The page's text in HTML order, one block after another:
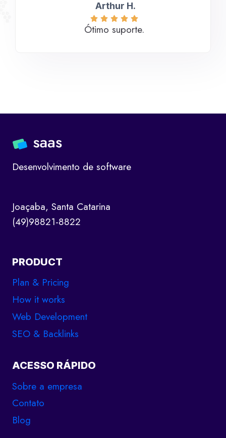
Arthur H.​
Ótimo suporte.
Desenvolvimento de software
Joaçaba, Santa Catarina
(49)98821-8822
PRODUCT
Plan & Pricing
How it works
Web Development
SEO & Backlinks
ACESSO RÁPIDO
Sobre a empresa
Contato
Blog